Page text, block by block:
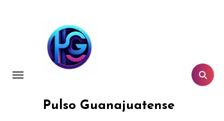
Pulso Guanajuatense